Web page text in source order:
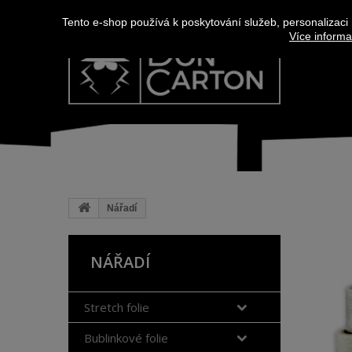
Tento e-shop používá k poskytování služeb,
Více
Nářadí
NÁŘADÍ
Stretch folie
Bublinkové folie